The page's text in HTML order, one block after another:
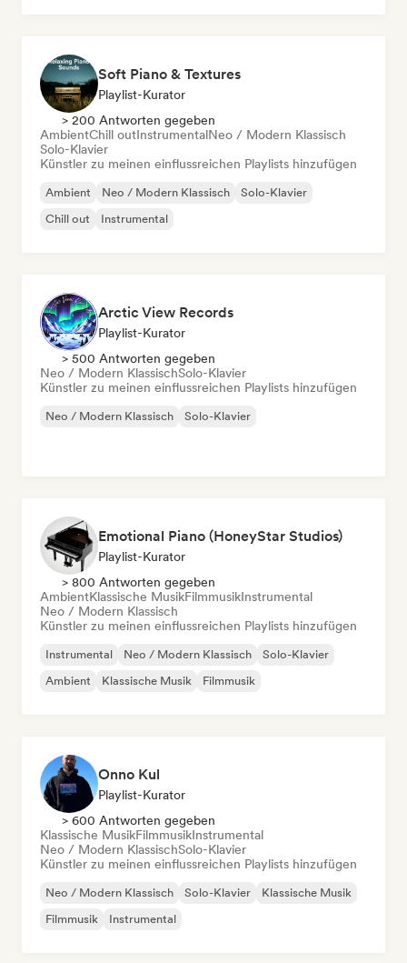
Soft Piano & Textures
Playlist-Kurator
> 200 Antworten gegeben
AmbientChill outInstrumentalNeo / Modern Klassisch
Solo-Klavier
Künstler zu meinen einflussreichen Playlists hinzufügen
Ambient Neo / Modern Klassisch
Solo-Klavier
Chill out
Instrumental
Arctic View Records
Playlist-Kurator
> 500 Antworten gegeben
Neo / Modern KlassischSolo-Klavier
Künstler zu meinen einflussreichen Playlists hinzufügen
Neo / Modern Klassisch Solo-Klavier
Emotional Piano (HoneyStar Studios)
Playlist-Kurator
> 800 Antworten gegeben
AmbientKlassische MusikFilmmusikInstrumental
Neo / Modern Klassisch
Künstler zu meinen einflussreichen Playlists hinzufügen
Instrumental Neo / Modern Klassisch
Solo-Klavier
Ambient
Klassische Musik Filmmusik
Onno Kul
Playlist-Kurator
> 600 Antworten gegeben
Klassische MusikFilmmusikInstrumental
Neo / Modern KlassischSolo-Klavier
Künstler zu meinen einflussreichen Playlists hinzufügen
Neo / Modern Klassisch Solo-Klavier
Klassische Musik
Filmmusik
Instrumental